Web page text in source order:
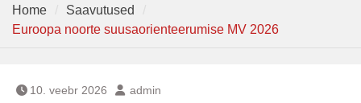
Home
Saavutused
Euroopa noorte suusaorienteerumise MV 2026
10. veebr 2026 admin